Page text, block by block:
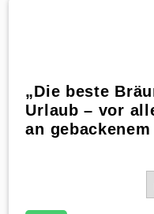
„Die beste
Urlaub – vor
an